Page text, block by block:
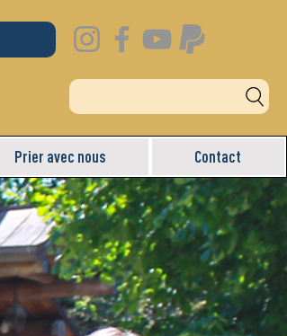
Prier avec nous Contact